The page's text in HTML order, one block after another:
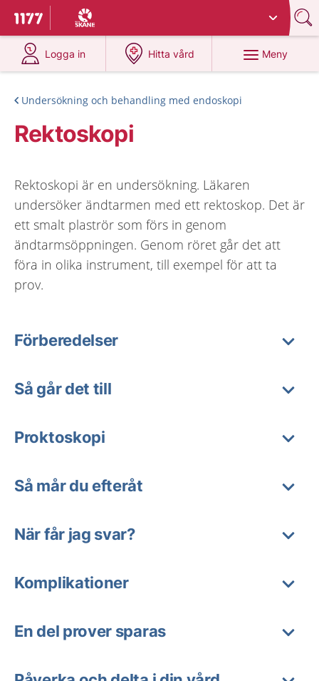
Till startsidan för 1177
Du har valt region
Logga in
på 1177.se
Hitta vård
på 1177.se
Meny
Undersökning och behandling med endoskopi
Rektoskopi
Rektoskopi är en undersökning. Läkaren
undersöker ändtarmen med ett rektoskop. Det är
ett smalt plaströr som förs in genom
ändtarmsöppningen. Genom röret går det att
föra in olika instrument, till exempel för att ta
prov.
Förberedelser
Så går det till
Proktoskopi
Så mår du efteråt
När får jag svar?
Komplikationer
En del prover sparas